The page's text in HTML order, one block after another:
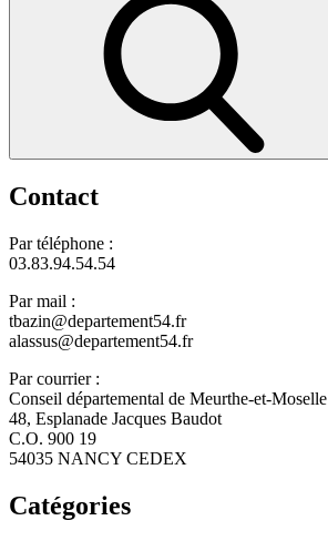
Contact
Par téléphone :
03.83.94.54.54
Par mail :
tbazin@departement54.fr
alassus@departement54.fr
Par courrier :
Conseil départemental de Meurthe-et-Moselle
48, Esplanade Jacques Baudot
C.O. 900 19
54035 NANCY CEDEX
Catégories